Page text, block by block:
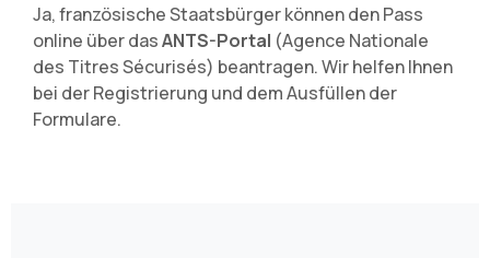
Ja, französische Staatsbürger können den Pass
online über dasANTS-Portal (Agence Nationale
des Titres Sécurisés) beantragen. Wir helfen Ihnen
bei der Registrierung und dem Ausfüllen der
Formulare.